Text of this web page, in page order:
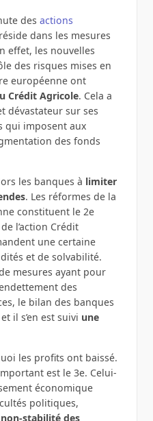
des actions
dans les mesures
effet, les nouvelles
des risques mises en
européenne ont
Crédit Agricole. Cela a
dévastateur sur ses
qui imposent aux
des fonds
les banques à limiter
. Les réformes de la
constituent le 2e
l’action Crédit
une certaine
et de solvabilité.
mesures ayant pour
des
le bilan des banques
il s’en est suivi une
les profits ont baissé.
est le 3e. Celui-
économique
politiques,
non-stabilité des